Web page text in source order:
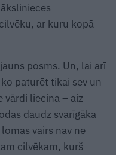
ar kuru kopā
posms. Un, lai arī
paturēt tikai sev un
vārdi liecina – aiz
daudz svarīgāka
vairs nav ne
cilvēkam, kurš